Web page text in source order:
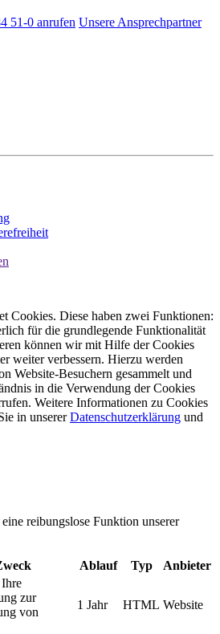
51-0 anrufen Unsere Ansprechpartner
Cookies. Diese haben zwei Funktionen:
für die grundlegende Funktionalität
können wir mit Hilfe der Cookies
weiter verbessern. Hierzu werden
Website-Besuchern gesammelt und
in die Verwendung der Cookies
Weitere Informationen zu Cookies
in unsererDatenschutzerklärung und
reibungslose Funktion unserer
Ablauf Typ Anbieter
zur
von
1 Jahr HTML Website